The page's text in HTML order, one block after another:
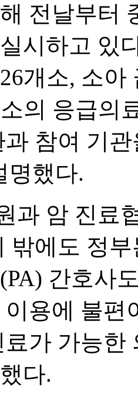
전날부터
시하고 있
개소, 소
의 응급의
참여 기
명했다.
과 암 진료
밖에도 정
간호사
용에 불편
가 가능한
다.